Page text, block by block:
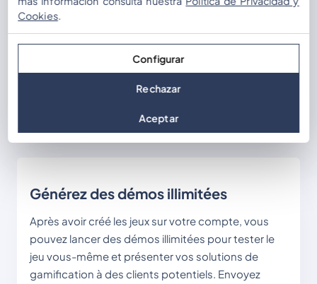
d'équipe engageantes. Vous pouvez recréer vos
actuels, tester de nouvelles idées en créant un jeu
à partir de zéro ou utiliser l'un de nos jeux
Générez des démos illimitées
Après avoir créé les jeux sur votre compte, vous
pouvez lancer des démos illimitées pour tester le
jeu vous-même et présenter vos solutions de
gamification à des clients potentiels. Envoyez
Cookies.
Configurar
Rechazar
Aceptar